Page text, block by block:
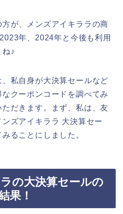
が、メンズアイキララの商
年、2024年と今後も利用
ね♪
私自身が大決算セールなど
クーポンコードを調べてみ
だきます。まず、私は、友
ズアイキララ 大決算セー
ることにしました。
の大決算セールの
果！